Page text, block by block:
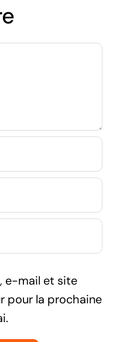
e-mail et site
pour la prochaine